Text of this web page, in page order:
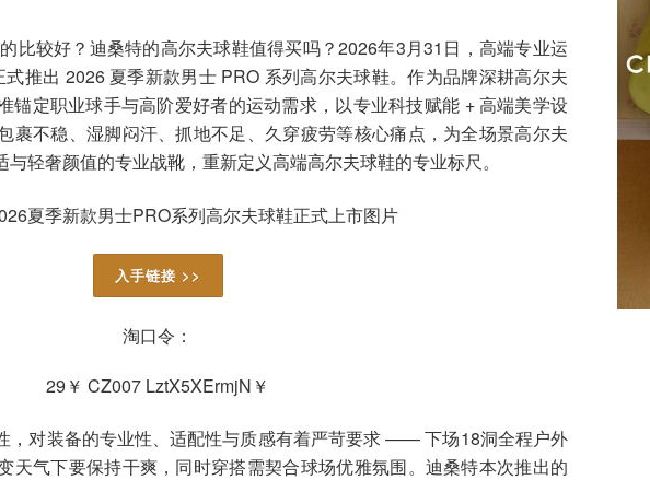
比较好？迪桑特的高尔夫球鞋值得买吗？2026年3月31日，高端专业运
推出 2026 夏季新款男士 PRO 系列高尔夫球鞋。作为品牌深耕高尔夫
锚定职业球手与高阶爱好者的运动需求，以专业科技赋能 + 高端美学设
裹不稳、湿脚闷汗、抓地不足、久穿疲劳等核心痛点，为全场景高尔夫
轻奢颜值的专业战靴，重新定义高端高尔夫球鞋的专业标尺。
入手链接 >>
淘口令：
29￥ CZ007 LztX5XErmjN￥
，对装备的专业性、适配性与质感有着严苛要求 —— 下场18洞全程户外
天气下要保持干爽，同时穿搭需契合球场优雅氛围。迪桑特本次推出的